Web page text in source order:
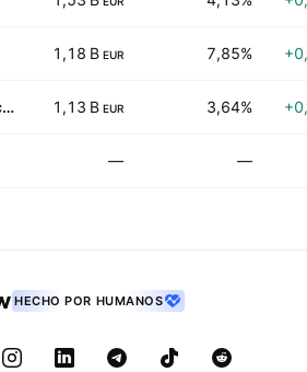
1,18 B EUR 7,85%
Servicios de distribución 1,13 B EUR 3,64%
— —
HECHO POR HUMANOS